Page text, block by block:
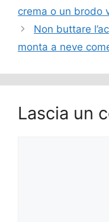
crema o un brodo
Non buttare
monta a neve
Lascia un